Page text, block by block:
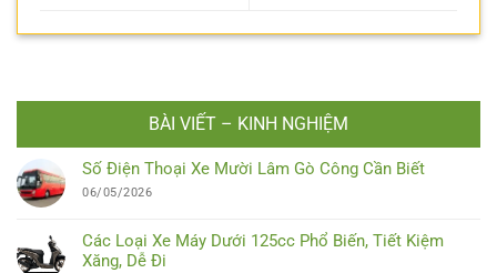
BÀI VIẾT – KINH NGHIỆM
Số Điện Thoại Xe Mười Lâm Gò Công Cần Biết
06/05/2026
Các Loại Xe Máy Dưới 125cc Phổ Biến, Tiết Kiệm
Xăng, Dễ Đi